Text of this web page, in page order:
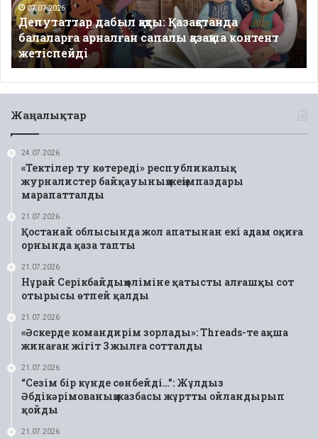
сапалы
қазақша
контент
жетіспейді
07.07.2026
Депутаттар дабыл қақты: Қазақстанда
балаларға арналған сапалы қазақша контент
жетіспейді
Жаңалықтар
24.07.2026
«Тектілер ту көтереді» республикалық
журналистер байқауының жеңімпаздары
марапатталды
21.07.2026
Қостанай облысында жол апатынан екі адам оқиға
орнында қаза тапты
21.07.2026
Нұрай Серікбайдың өліміне қатысты алғашқы сот
отырысы өтпей қалды
21.07.2026
«Әскерде командирім зорлады»: Threads-те ақша
жинаған жігіт 3 жылға сотталды
21.07.2026
“Сезім бір күнде сөнбейді…”: Жұлдыз
Әбдікәрімованың жазбасы жұртты ойландырып
қойды
21.07.2026